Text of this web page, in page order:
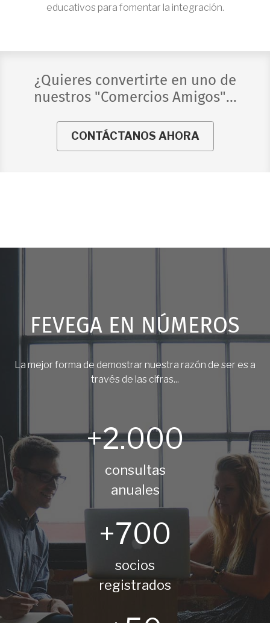
educativos para fomentar la integración.
¿Quieres convertirte en uno de
nuestros "Comercios Amigos"...
CONTÁCTANOS AHORA
FEVEGA EN NÚMEROS
La mejor forma de demostrar nuestra razón de ser es a
través de las cifras...
+2.000
consultas
anuales
+700
socios
registrados